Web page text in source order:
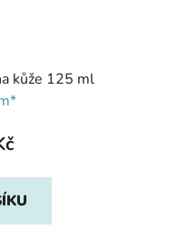
kůže 125 ml